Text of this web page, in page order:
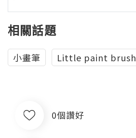
相關話題
小畫筆 Little paint brush
0個讚好